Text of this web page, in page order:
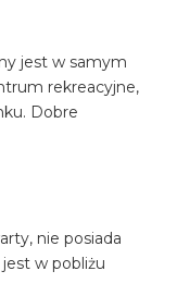
jest w samym
rekreacyjne,
Dobre
nie posiada
w pobliżu